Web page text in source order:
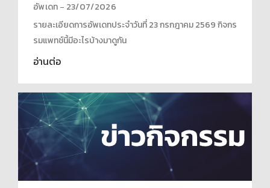
อัพเดท
23/07/2026
รายละเอียดการอัพเดทประจำวันที่ 23 กรกฎาคม 2569 กิจกร
รมแพทช์นี้มีอะไรบ้างมาดูกัน
อ่านต่อ